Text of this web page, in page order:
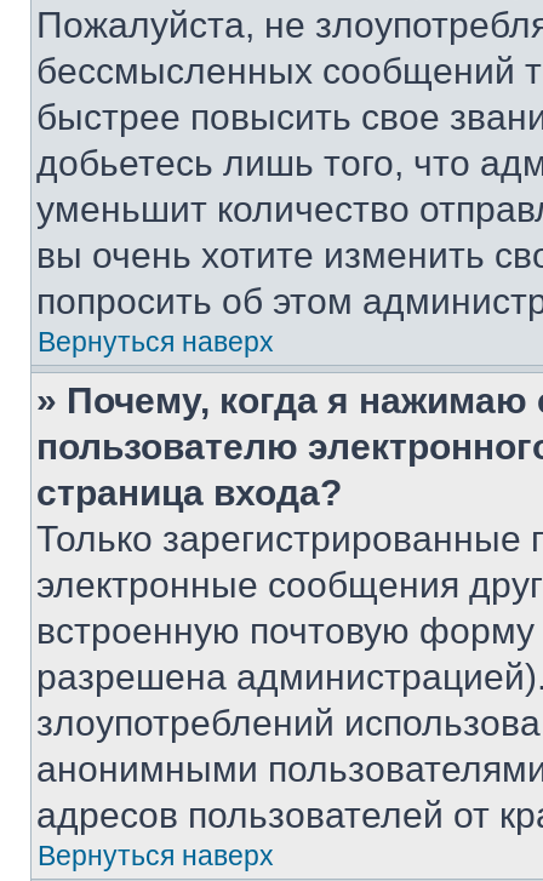
Пожалуйста, не
бессмысленных сообщений
быстрее повысить свое
добьетесь лишь того, что
уменьшит количество
вы очень хотите изменить
попросить об этом
Вернуться наверх
» Почему, когда я нажимаю
пользователю
страница входа?
Только зарегистрированные
электронные сообщения
встроенную почтовую
разрешена
злоупотреблений
анонимными
адресов пользователей от
Вернуться наверх